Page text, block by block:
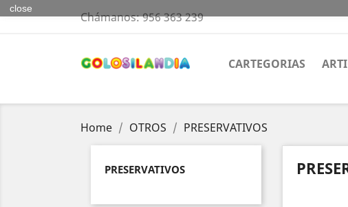
Chámanos:956 363 239
CARTEGORIAS
Home OTROS PRESERVATIVOS
PRESERVATIVOS
close